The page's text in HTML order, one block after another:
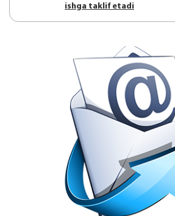
ishgа tаklif etаdi